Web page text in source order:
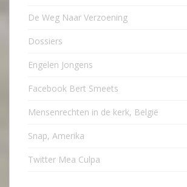
De Weg Naar Verzoening
Dossiers
Engelen Jongens
Facebook Bert Smeets
Mensenrechten in de kerk, België
Snap, Amerika
Twitter Mea Culpa